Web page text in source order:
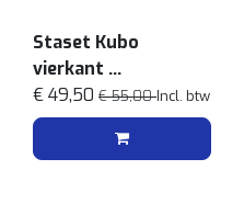
Staset Kubo
vierkant
Wit
€ 49,50 € 55,00Incl. btw